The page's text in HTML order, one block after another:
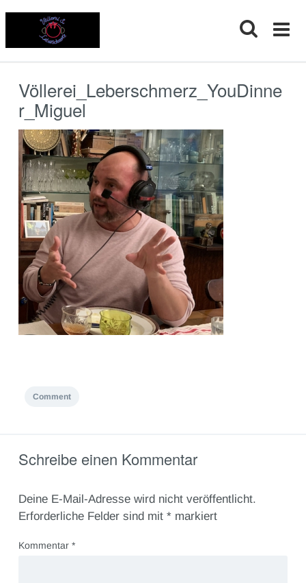
Völlerei_Leberschmerz_YouDinne
r_Miguel
Comment
Schreibe einen Kommentar
Deine E-Mail-Adresse wird nicht veröffentlicht.
Erforderliche Felder sind mit *markiert
Kommentar *